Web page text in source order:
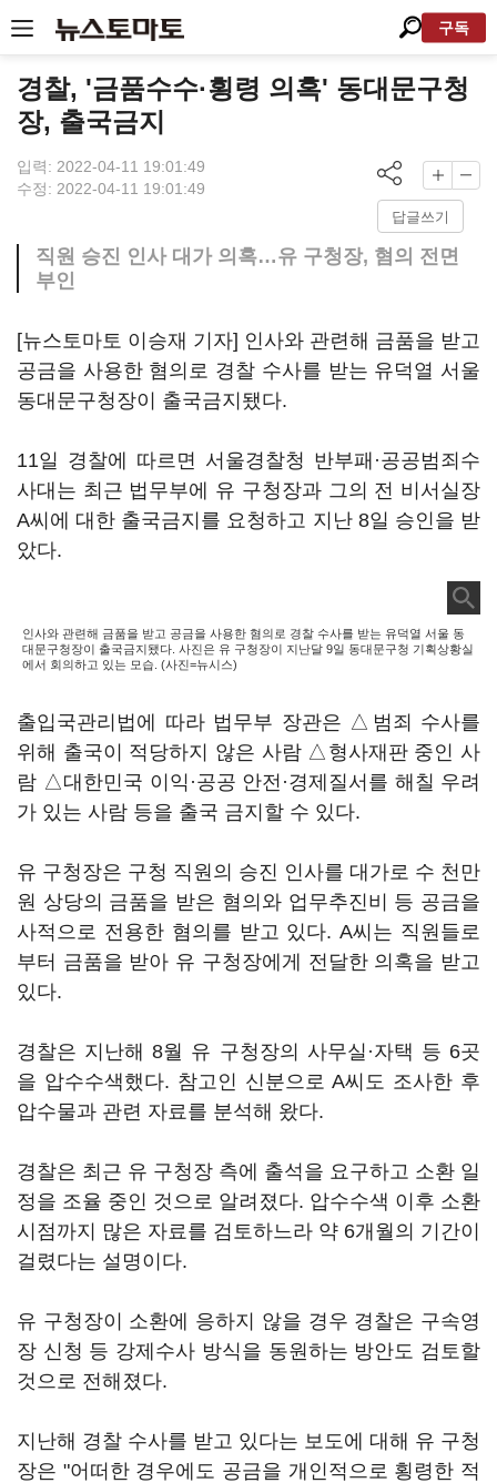
구독
경찰, '금품수수·횡령 의혹' 동대문구청
장, 출국금지
입력: 2022-04-11 19:01:49
수정: 2022-04-11 19:01:49
답글쓰기
직원 승진 인사 대가 의혹…유 구청장, 혐의 전면
부인
[뉴스토마토 이승재 기자] 인사와 관련해 금품을 받고
공금을 사용한 혐의로 경찰 수사를 받는 유덕열 서울
동대문구청장이 출국금지됐다.
11일 경찰에 따르면 서울경찰청 반부패·공공범죄수
사대는 최근 법무부에 유 구청장과 그의 전 비서실장
A씨에 대한 출국금지를 요청하고 지난 8일 승인을 받
았다.
인사와 관련해 금품을 받고 공금을 사용한 혐의로 경찰 수사를 받는 유덕열 서울 동
대문구청장이 출국금지됐다. 사진은 유 구청장이 지난달 9일 동대문구청 기획상황실
에서 회의하고 있는 모습. (사진=뉴시스)
출입국관리법에 따라 법무부 장관은 △범죄 수사를
위해 출국이 적당하지 않은 사람 △형사재판 중인 사
람 △대한민국 이익·공공 안전·경제질서를 해칠 우려
가 있는 사람 등을 출국 금지할 수 있다.
유 구청장은 구청 직원의 승진 인사를 대가로 수 천만
원 상당의 금품을 받은 혐의와 업무추진비 등 공금을
사적으로 전용한 혐의를 받고 있다. A씨는 직원들로
부터 금품을 받아 유 구청장에게 전달한 의혹을 받고
있다.
경찰은 지난해 8월 유 구청장의 사무실·자택 등 6곳
을 압수수색했다. 참고인 신분으로 A씨도 조사한 후
압수물과 관련 자료를 분석해 왔다.
경찰은 최근 유 구청장 측에 출석을 요구하고 소환 일
정을 조율 중인 것으로 알려졌다. 압수수색 이후 소환
시점까지 많은 자료를 검토하느라 약 6개월의 기간이
걸렸다는 설명이다.
유 구청장이 소환에 응하지 않을 경우 경찰은 구속영
장 신청 등 강제수사 방식을 동원하는 방안도 검토할
것으로 전해졌다.
지난해 경찰 수사를 받고 있다는 보도에 대해 유 구청
장은 "어떠한 경우에도 공금을 개인적으로 횡령한 적